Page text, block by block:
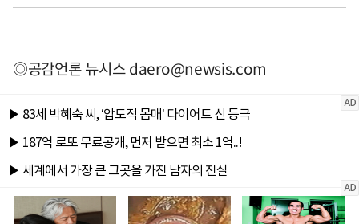
◎공감언론 뉴시스daero@newsis.com